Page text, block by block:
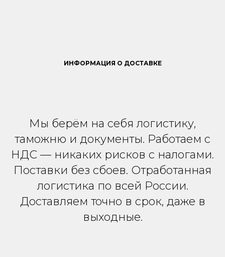
ИНФОРМАЦИЯ О ДОСТАВКЕ
Мы берём на себя логистику,
таможню и документы. Работаем с
НДС — никаких рисков с налогами.
Поставки без сбоев. Отработанная
логистика по всей России.
Доставляем точно в срок, даже в
выходные.